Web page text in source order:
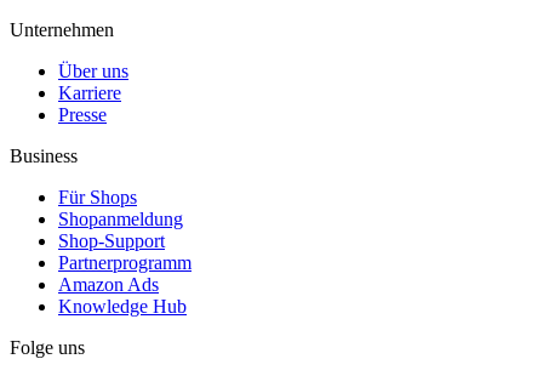
Unternehmen
Über uns
Karriere
Presse
Business
Für Shops
Shopanmeldung
Shop-Support
Partnerprogramm
Amazon Ads
Knowledge Hub
Folge uns